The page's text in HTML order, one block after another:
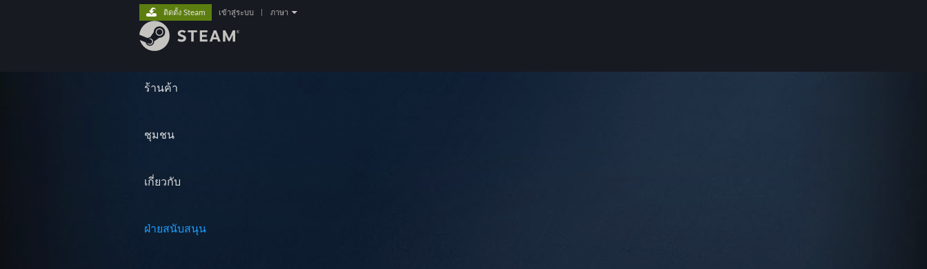
ร้านค้า
ชุมชน
เกี่ยวกับ
ฝ่ายสนับสนุน
ติดตั้ง Steam เข้าสู่ระบบ ภาษา